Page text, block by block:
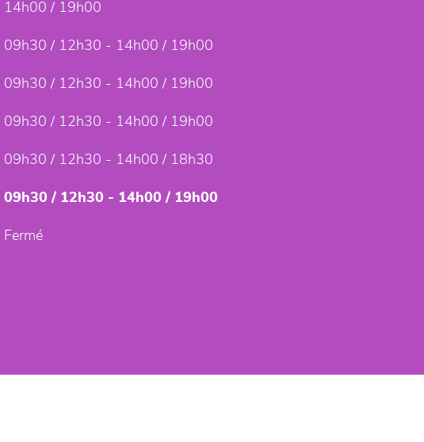
14h00 / 19h00
09h30 / 12h30 - 14h00 / 19h00
09h30 / 12h30 - 14h00 / 19h00
09h30 / 12h30 - 14h00 / 19h00
09h30 / 12h30 - 14h00 / 18h30
09h30 / 12h30 - 14h00 / 19h00
Fermé